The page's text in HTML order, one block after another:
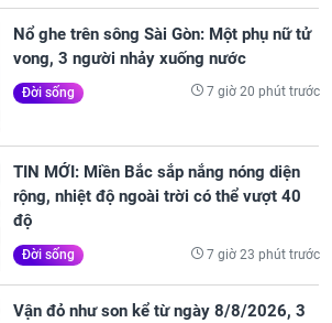
Nổ ghe trên sông Sài Gòn: Một phụ nữ tử
vong, 3 người nhảy xuống nước
Đời sống 7 giờ 20 phút trước
TIN MỚI: Miền Bắc sắp nắng nóng diện
rộng, nhiệt độ ngoài trời có thể vượt 40
độ
Đời sống 7 giờ 23 phút trước
Vận đỏ như son kể từ ngày 8/8/2026, 3